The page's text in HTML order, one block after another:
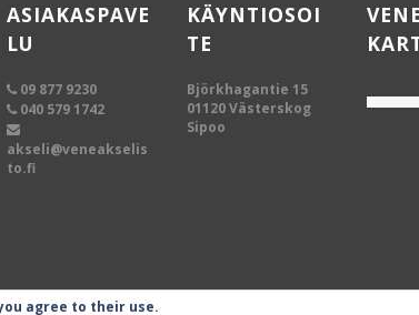
ASIAKASPAVE
LU
09 877 9230
040 579 1742
akseli@veneakselis
to.fi
KÄYNTIOSOI
TE
Björkhagantie 15
01120 Västerskog
Sipoo
agree to their use.